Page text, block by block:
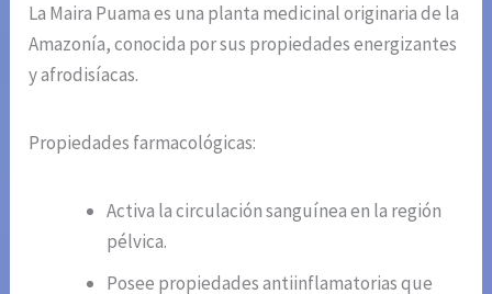
La Maira Puama es una planta medicinal originaria de la
Amazonía, conocida por sus propiedades energizantes
y afrodisíacas.
Propiedades farmacológicas:
Activa la circulación sanguínea en la región
pélvica.
Posee propiedades antiinflamatorias que